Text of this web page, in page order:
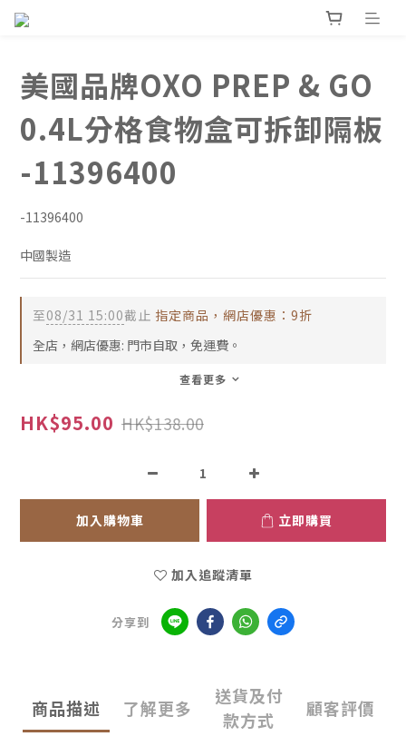
美國品牌OXO PREP & GO
0.4L分格食物盒可拆卸隔板
-11396400
-11396400
中國製造
至08/31 15:00截止 指定商品，網店優惠：9折
全店，網店優惠: 門市自取，免運費。
查看更多
HK$95.00 HK$138.00
加入購物車 立即購買
加入追蹤清單
分享到
商品描述 了解更多
送貨及付
款方式
顧客評價